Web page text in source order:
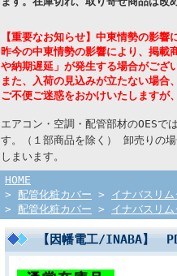
【重要なお知らせ】中東情勢の影
昨今の中東情勢の影響により、掲載
や納期遅延」が発生する場合がござ
また、入荷の見込みが立たない場合
ご不便ご迷惑をおかけいたしますが
エアコン・空調・配管部材のOESで
す。（１部商品を除く） 卸売りの
しまいます。
HOME
> 配管化粧カバー > イナバスリ
> 配管化粧カバー > イナバスリ
【因幡電工/INABA】